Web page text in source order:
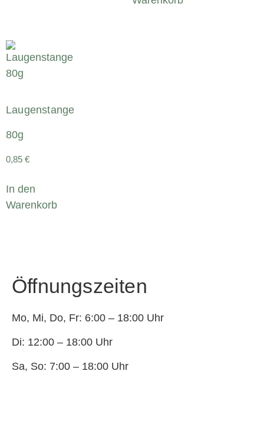
Laugenstange
80g
0,85 €
In den
Warenkorb
Öffnungszeiten
Mo, Mi, Do, Fr: 6:00 – 18:00 Uhr
Di: 12:00 – 18:00 Uhr
Sa, So: 7:00 – 18:00 Uhr